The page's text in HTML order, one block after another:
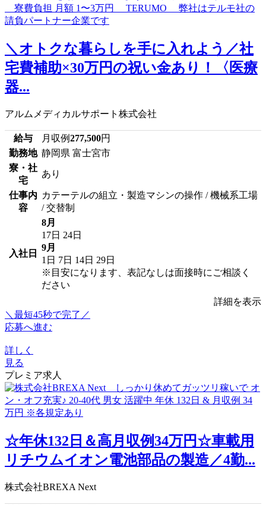
＼オトクな暮らしを手に入れよう／社
宅費補助×30万円の祝い金あり！〈医療
器...
アルムメディカルサポート株式会社
給与 月収例277,500円
勤務地 静岡県 富士宮市
寮・社
宅
あり
仕事内
容
カテーテルの組立・製造マシンの操作 / 機械系工場
/ 交替制
入社日
8月
17日 24日
9月
1日 7日 14日 29日
※目安になります、表記なしは面接時にご相談く
ださい
詳細を表示
＼最短45秒で完了／
応募へ進む
詳しく
見る
プレミア求人
☆年休132日＆高月収例34万円☆車載用
リチウムイオン電池部品の製造／4勤...
株式会社BREXA Next